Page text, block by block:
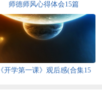
师德师风心得体会15篇
《开学第一课》观后感(合集15